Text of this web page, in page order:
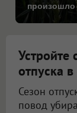
произошло
Устройте
отпуска
Сезон
повод